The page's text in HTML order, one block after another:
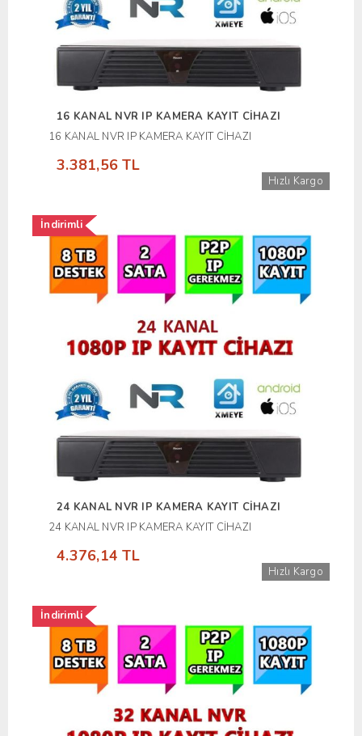
16 KANAL NVR IP KAMERA KAYIT CİHAZI
16 KANAL NVR IP KAMERA KAYIT CİHAZI
3.381,56 TL
Hızlı Kargo
24 KANAL NVR IP KAMERA KAYIT CİHAZI
24 KANAL NVR IP KAMERA KAYIT CİHAZI
4.376,14 TL
İndirimli
Hızlı Kargo
İndirimli